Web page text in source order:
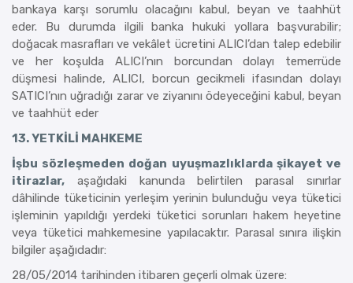
bankaya karşı sorumlu olacağını kabul, beyan ve taahhüt
eder. Bu durumda ilgili banka hukuki yollara başvurabilir;
doğacak masrafları ve vekâlet ücretini ALICI’dan talep edebilir
ve her koşulda ALICI’nın borcundan dolayı temerrüde
düşmesi halinde, ALICI, borcun gecikmeli ifasından dolayı
SATICI’nın uğradığı zarar ve ziyanını ödeyeceğini kabul, beyan
ve taahhüt eder
13. YETKİLİ MAHKEME
İşbu sözleşmeden doğan uyuşmazlıklarda şikayet ve
itirazlar, aşağıdaki kanunda belirtilen parasal sınırlar
dâhilinde tüketicinin yerleşim yerinin bulunduğu veya tüketici
işleminin yapıldığı yerdeki tüketici sorunları hakem heyetine
veya tüketici mahkemesine yapılacaktır. Parasal sınıra ilişkin
bilgiler aşağıdadır:
28/05/2014 tarihinden itibaren geçerli olmak üzere: